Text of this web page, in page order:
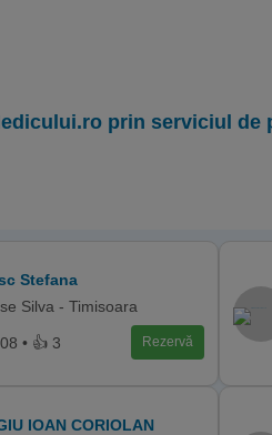
prin serviciul de
Stefana
Silva - Timisoara
• 👍 3 Rezervă
IOAN CORIOLAN